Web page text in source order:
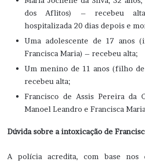
dos Aflitos) – recebeu
hospitalizada 20 dias depois e
Uma adolescente de 17 anos
Francisca Maria) – recebeu alta;
Um menino de 11 anos (filho
recebeu alta;
Francisco de Assis Pereira da
Manoel Leandro e Francisca
Dúvida sobre a intoxicação de
A polícia acredita, com base nos